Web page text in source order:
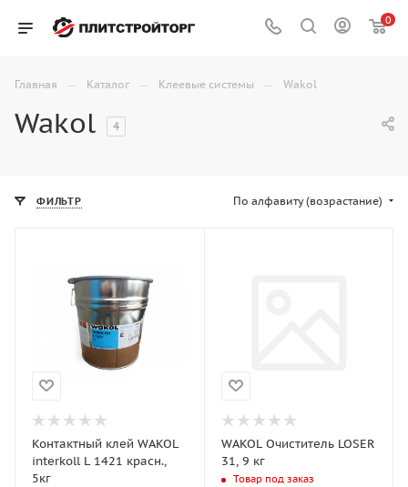
0
Главная — Каталог — Клеевые системы — Wakol
Wakol 4
ФИЛЬТР По алфавиту (возрастание)
Контактный клей WAKOL
interkoll L 1421 красн.,
5кг
WAKOL Очиститель LOSER
31, 9 кг
Товар под заказ